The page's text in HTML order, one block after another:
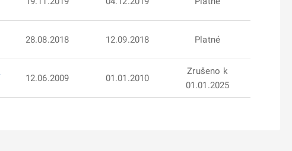
28.08.2018 12.09.2018 Platné
12.06.2009 01.01.2010
Zrušeno k
01.01.2025